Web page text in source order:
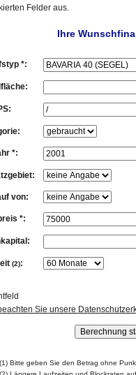
Felder aus.
Ihre
*:
*:
von:
*:
(2):
Sie unsere
(1) Bitte geben Sie den Betrag ohne